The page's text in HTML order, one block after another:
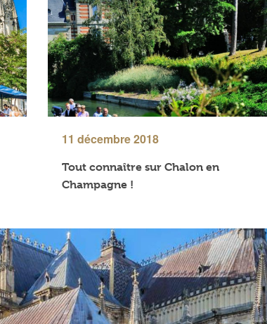
11 décembre 2018
Tout connaître sur Chalon en
Champagne !